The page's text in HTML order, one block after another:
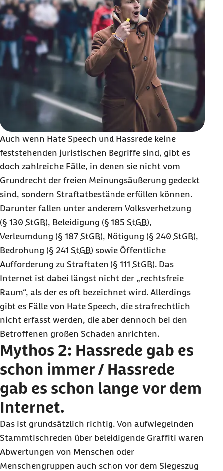
Auch wenn Hate Speech und Hassrede keine
feststehenden juristischen Begriffe sind, gibt es
doch zahlreiche Fälle, in denen sie nicht vom
Grundrecht der freien Meinungsäußerung gedeckt
sind, sondern Straftatbestände erfüllen können.
Darunter fallen unter anderem Volksverhetzung
(§ 130 StGB), Beleidigung (§ 185 StGB),
Verleumdung (§ 187 StGB), Nötigung (§ 240 StGB),
Bedrohung (§ 241 StGB) sowie Öffentliche
Aufforderung zu Straftaten (§ 111 StGB). Das
Internet ist dabei längst nicht der „rechtsfreie
Raum“, als der es oft bezeichnet wird. Allerdings
gibt es Fälle von Hate Speech, die strafrechtlich
nicht erfasst werden, die aber dennoch bei den
Betroffenen großen Schaden anrichten.
Mythos 2: Hassrede gab es
schon immer / Hassrede
gab es schon lange vor dem
Internet.
Das ist grundsätzlich richtig. Von aufwiegelnden
Stammtischreden über beleidigende Graffiti waren
Abwertungen von Menschen oder
Menschengruppen auch schon vor dem Siegeszug